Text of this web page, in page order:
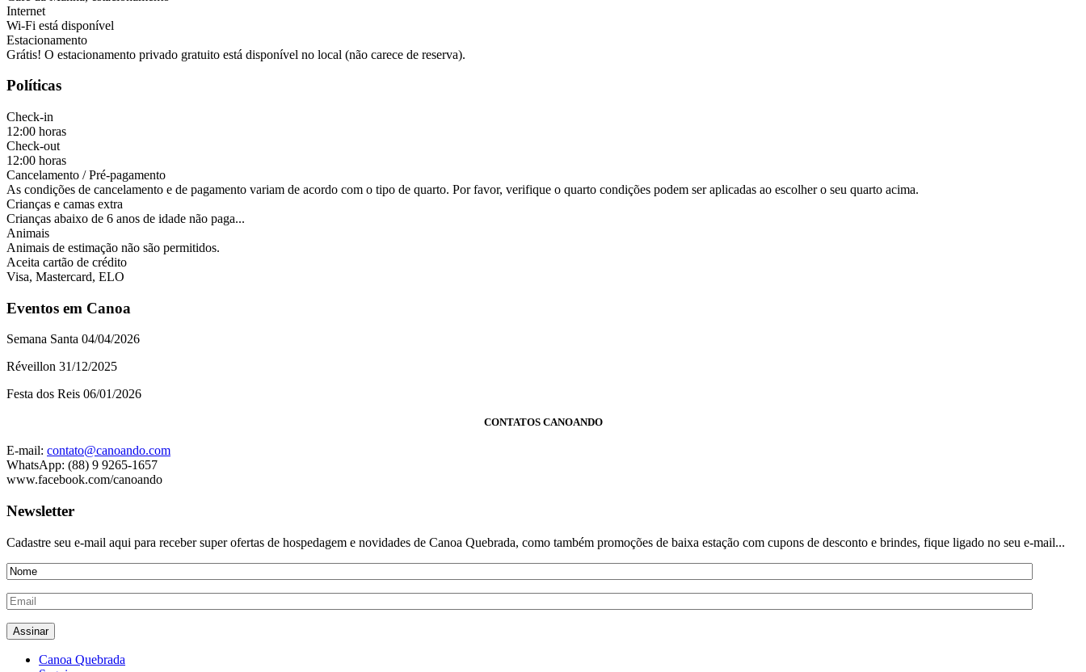
Internet
Wi-Fi está disponível
Estacionamento
Grátis! O estacionamento privado gratuito está disponível no local (não carece de reserva).
Políticas
Check-in
12:00 horas
Check-out
12:00 horas
Cancelamento / Pré-pagamento
As condições de cancelamento e de pagamento variam de acordo com o tipo de quarto. Por favor, verifique o quarto condições podem ser aplicadas ao escolher o seu quarto acima.
Crianças e camas extra
Crianças abaixo de 6 anos de idade não paga...
Animais
Animais de estimação não são permitidos.
Aceita cartão de crédito
Visa, Mastercard, ELO
Eventos em Canoa
Semana Santa 04/04/2026
Réveillon 31/12/2025
Festa dos Reis 06/01/2026
CONTATOS CANOANDO
E-mail: contato@canoando.com
WhatsApp: (88) 9 9265-1657
www.facebook.com/canoando
Newsletter
Cadastre seu e-mail aqui para receber super ofertas de hospedagem e novidades de Canoa Quebrada, como também promoções de baixa estação com cupons de desconto e brindes, fique ligado no seu e-mail...
Canoa Quebrada